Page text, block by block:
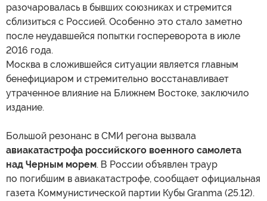
разочаровалась в бывших союзниках и стремится
сблизиться с Россией. Особенно это стало заметно
после неудавшейся попытки госпереворота в июле
2016 года.
Москва в сложившейся ситуации является главным
бенефициаром и стремительно восстанавливает
утраченное влияние на Ближнем Востоке, заключило
издание.
Большой резонанс в СМИ регона вызвала
авиакатастрофа российского военного самолета
над Черным морем. В России объявлен траур
по погибшим в авиакатастрофе, сообщает официальная
газета Коммунистической партии Кубы Granma (25.12).